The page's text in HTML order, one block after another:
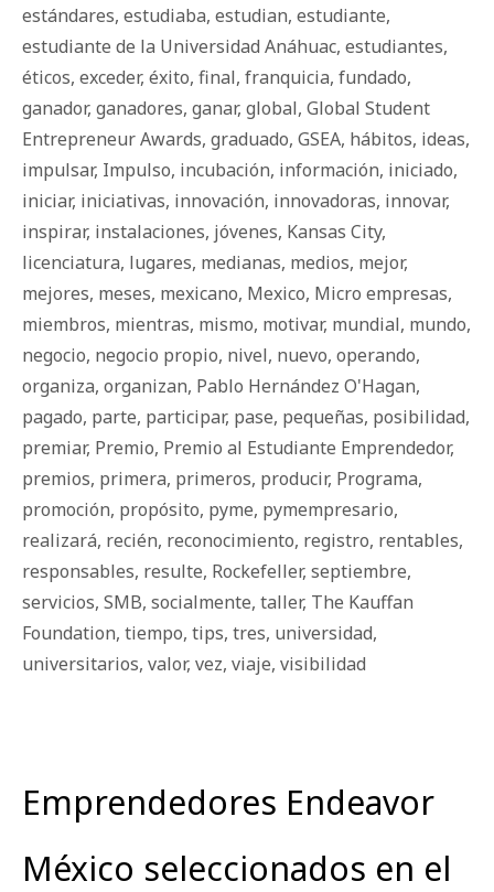
estándares, estudiaba, estudian, estudiante,
estudiante de la Universidad Anáhuac, estudiantes,
éticos, exceder, éxito, final, franquicia, fundado,
ganador, ganadores, ganar, global, Global Student
Entrepreneur Awards, graduado, GSEA, há­bi­tos, ideas,
impulsar, Impulso, incubación, información, iniciado,
iniciar, iniciativas, innovación, innovadoras, innovar,
inspirar, instalaciones, jóvenes, Kansas City,
licenciatura, lugares, medianas, medios, mejor,
mejores, meses, mexicano, Mexico, Micro empresas,
miembros, mientras, mismo, motivar, mundial, mundo,
negocio, negocio propio, nivel, nuevo, operando,
organiza, organizan, Pablo Hernández O'Hagan,
pagado, parte, participar, pase, pequeñas, posibilidad,
premiar, Premio, Premio al Estudiante Emprendedor,
premios, primera, primeros, producir, Programa,
promoción, propósito, pyme, pymempresario,
realizará, recién, reconocimiento, registro, rentables,
responsables, resulte, Rockefeller, septiembre,
servicios, SMB, socialmente, taller, The Kauffan
Foundation, tiempo, tips, tres, universidad,
universitarios, valor, vez, viaje, visibilidad
Emprendedores Endeavor
México seleccionados en el